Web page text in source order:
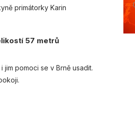
primátorky Karin
57 metrů
pomoci se v Brně usadit.